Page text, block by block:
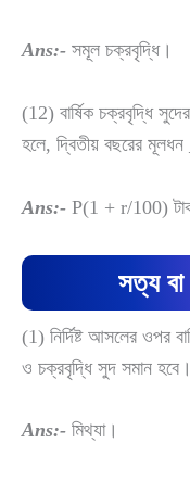
Ans:- সমূল চক্রবৃদ্ধি।
(12) বার্ষিক চক্রবৃদ্ধি
হলে, দ্বিতীয় বছরের
Ans:- P(1 + r/100)
সত্য বা
(1) নির্দিষ্ট আসলের ওপর
ও চক্রবৃদ্ধি সুদ সমান হবে।
Ans:- মিথ্যা।